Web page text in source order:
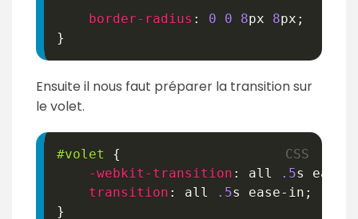
border-radius : 0 0 8px 8px ;
}
Ensuite il nous faut préparer la transition sur
le volet.
#volet
{
-webkit-transition : all .5s
ease-
transition : all .5s ease-in ;
}